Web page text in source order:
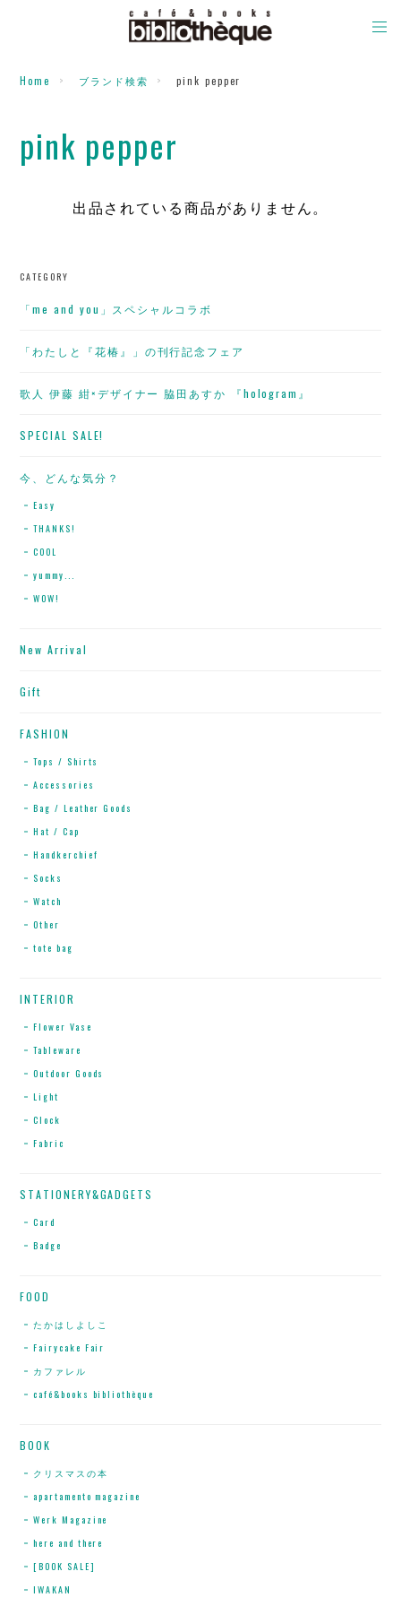
Home ブランド検索 pink pepper
pink pepper
出品されている商品がありません。
CATEGORY
「me and you」スペシャルコラボ
「わたしと『花椿』」の刊行記念フェア
歌人 伊藤 紺×デザイナー 脇田あすか 『hologram』
SPECIAL SALE!
今、どんな気分？
Easy
THANKS!
COOL
yummy...
WOW!
New Arrival
Gift
FASHION
Tops / Shirts
Accessories
Bag / Leather Goods
Hat / Cap
Handkerchief
Socks
Watch
Other
tote bag
INTERIOR
Flower Vase
Tableware
Outdoor Goods
Light
Clock
Fabric
STATIONERY&GADGETS
Card
Badge
FOOD
たかはしよしこ
Fairycake Fair
カファレル
café&books bibliothèque
BOOK
クリスマスの本
apartamento magazine
Werk Magazine
here and there
[BOOK SALE]
IWAKAN